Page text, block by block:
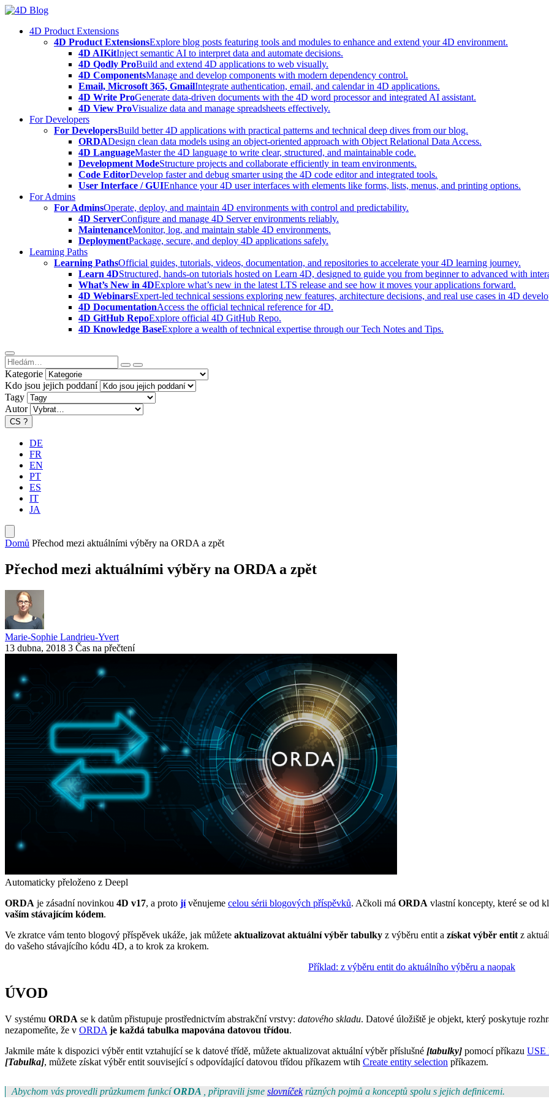
Skip
content4D Product Extensions
4D Product ExtensionsExplore blog posts featuring tools and modules to enhance and extend your 4D environment.
4D AIKitInject semantic AI to interpret data and automate decisions.
4D Qodly ProBuild and extend 4D applications to web visually.
4D ComponentsManage and develop components with modern dependency control.
Email, Microsoft 365, GmailIntegrate authentication, email, and calendar in 4D applications.
4D Write ProGenerate data-driven documents with the 4D word processor and integrated AI assistant.
4D View ProVisualize data and manage spreadsheets effectively.
For Developers
For DevelopersBuild better 4D applications with practical patterns and technical deep dives from our blog.
ORDADesign clean data models using an object-oriented approach with Object Relational Data Access.
4D LanguageMaster the 4D language to write clear, structured, and maintainable code.
Development ModeStructure projects and collaborate efficiently in team environments.
Code EditorDevelop faster and debug smarter using the 4D code editor and integrated tools.
User Interface / GUIEnhance your 4D user interfaces with elements like forms, lists, menus, and printing options.
For Admins
For AdminsOperate, deploy, and maintain 4D environments with control and predictability.
4D ServerConfigure and manage 4D Server environments reliably.
MaintenanceMonitor, log, and maintain stable 4D environments.
DeploymentPackage, secure, and deploy 4D applications safely.
Learning Paths
Learning PathsOfficial guides, tutorials, videos, documentation, and repositories to accelerate your 4D learning journey.
Learn 4DStructured, hands-on tutorials hosted on Learn 4D, designed to guide you from beginner to advanced with
What’s New in 4DExplore what’s new in the latest LTS release and see how it moves your applications forward.
4D WebinarsExpert-led technical sessions exploring new features, architecture decisions, and real use cases in 4D
4D DocumentationAccess the official technical reference for 4D.
4D GitHub RepoExplore official 4D GitHub Repo.
4D Knowledge BaseExplore a wealth of technical expertise through our Tech Notes and Tips.
Kategorie
Kdo jsou jejich poddaní
Tagy
Autor
CS ?
DE
FR
EN
PT
ES
IT
JA
Domů Přechod mezi aktuálními výběry na ORDA a zpět
Přechod mezi aktuálními výběry na ORDA a zpět
Marie-Sophie Landrieu-Yvert
13 dubna, 2018 3 Čas na přečtení
Automaticky přeloženo z Deepl
ORDA je zásadní novinkou 4D v17, a proto jívěnujeme celou sérii blogových příspěvků. Ačkoli má ORDA vlastní koncepty, které se od
vaším stávajícím kódem.
Ve zkratce vám tento blogový příspěvek ukáže, jak můžete aktualizovat aktuální výběr tabulky z výběru entit a získat výběr entit z
do vašeho stávajícího kódu 4D, a to krok za krokem.
Příklad: z výběru entit do aktuálního výběru a naopak
ÚVOD
V systému ORDA se k datům přistupuje prostřednictvím abstrakční vrstvy: datového skladu. Datové úložiště je objekt, který poskytuje
nezapomeňte, že v ORDA je každá tabulka mapována datovou třídou.
Jakmile máte k dispozici výběr entit vztahující se k datové třídě, můžete aktualizovat aktuální výběr příslušné [tabulky] pomocí příkazu USE
[Tabulka], můžete získat výběr entit související s odpovídající datovou třídou příkazem wtih Create entity selection příkazem.
Abychom vás provedli průzkumem funkcíORDA , připravili jsme slovníčekrůzných pojmů a konceptů spolu s jejich definicemi.